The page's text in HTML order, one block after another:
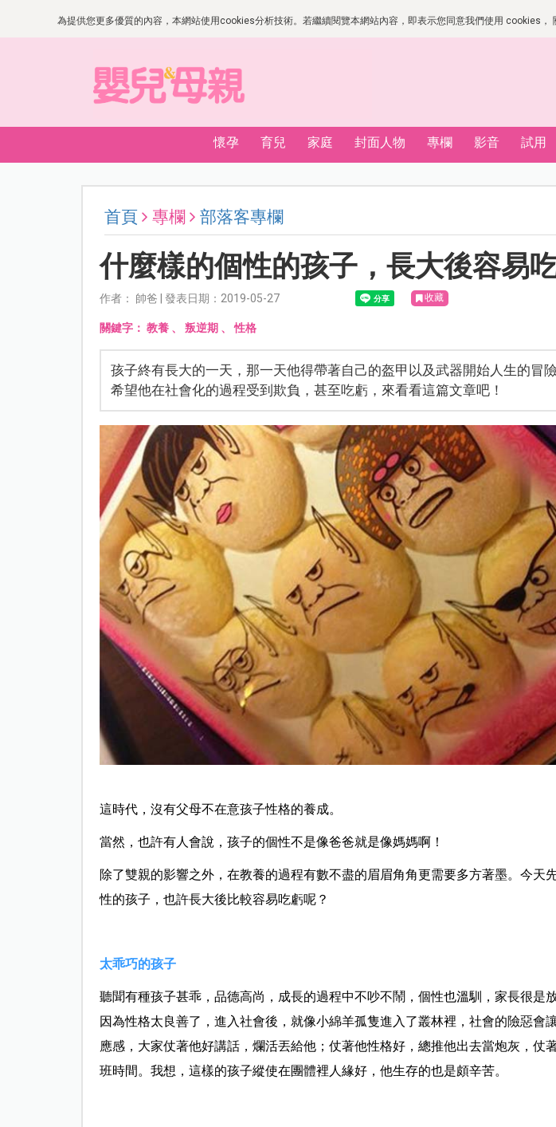
為提供您更多優質的內容，本網站使用cookies分析技術。若繼續閱覽本網站內容，即表示您同意我們使用 cookies，
懷孕 育兒 家庭 封面人物 專欄 影音 試用
首頁 專欄 部落客專欄
什麼樣的個性的孩子，長大後容易
作者： 帥爸 | 發表日期：2019-05-27 收藏
關鍵字： 教養、 叛逆期 、性格
孩子終有長大的一天，那一天他得帶著自己的盔甲以及武器開始人生的冒
希望他在社會化的過程受到欺負，甚至吃虧，來看看這篇文章吧！
這時代，沒有父母不在意孩子性格的養成。
當然，也許有人會說，孩子的個性不是像爸爸就是像媽媽啊！
除了雙親的影響之外，在教養的過程有數不盡的眉眉角角更需要多方著墨。今天
性的孩子，也許長大後比較容易吃虧呢？
太乖巧的孩子
聽聞有種孩子甚乖，品德高尚，成長的過程中不吵不鬧，個性也溫馴，家長很是
因為性格太良善了，進入社會後，就像小綿羊孤隻進入了叢林裡，社會的險惡會
應感，大家仗著他好講話，爛活丟給他；仗著他性格好，總推他出去當炮灰，仗
班時間。我想，這樣的孩子縱使在團體裡人緣好，他生存的也是頗辛苦。